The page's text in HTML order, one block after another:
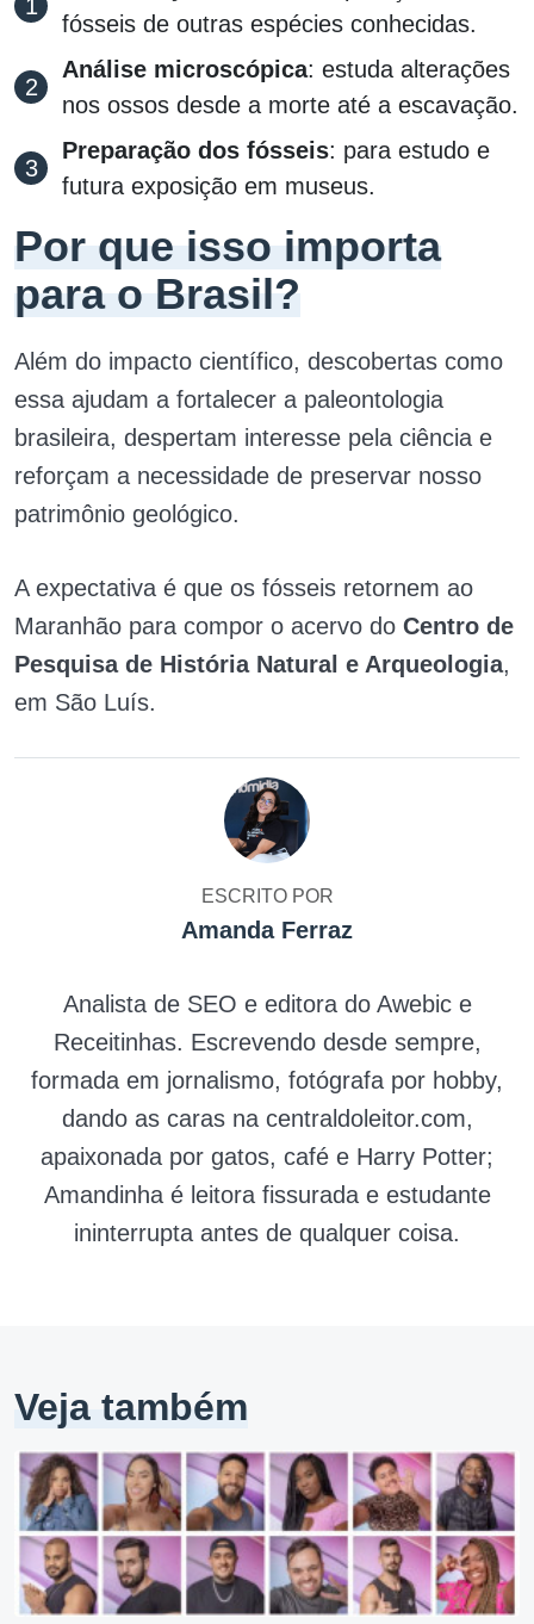
fósseis de outras espécies conhecidas.
Análise microscópica: estuda alterações
nos ossos desde a morte até a escavação.
Preparação dos fósseis: para estudo e
futura exposição em museus.
Por que isso importa
para o Brasil?
Além do impacto científico, descobertas como
essa ajudam a fortalecer a paleontologia
brasileira, despertam interesse pela ciência e
reforçam a necessidade de preservar nosso
patrimônio geológico.
A expectativa é que os fósseis retornem ao
Maranhão para compor o acervo do Centro de
Pesquisa de História Natural e Arqueologia,
em São Luís.
ESCRITO POR
Amanda Ferraz
Analista de SEO e editora do Awebic e
Receitinhas. Escrevendo desde sempre,
formada em jornalismo, fotógrafa por hobby,
dando as caras na centraldoleitor.com,
apaixonada por gatos, café e Harry Potter;
Amandinha é leitora fissurada e estudante
ininterrupta antes de qualquer coisa.
Veja também